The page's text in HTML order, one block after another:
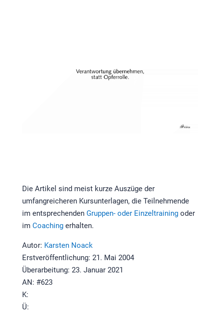
Die Artikel sind meist kurze Auszüge der
umfangreicheren Kursunterlagen, die Teilnehmende
im entsprechenden Gruppen- oder Einzeltrainingoder
im Coachingerhalten.
Autor: Karsten Noack
Erstveröffentlichung: 21. Mai 2004
Überarbeitung: 23. Januar 2021
AN: #623
K:
Ü: